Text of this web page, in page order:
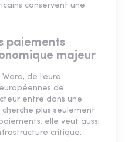
conservent une
paiements
majeur
de l’euro
de
entre dans une
cherche plus seulement
elle veut aussi
critique.